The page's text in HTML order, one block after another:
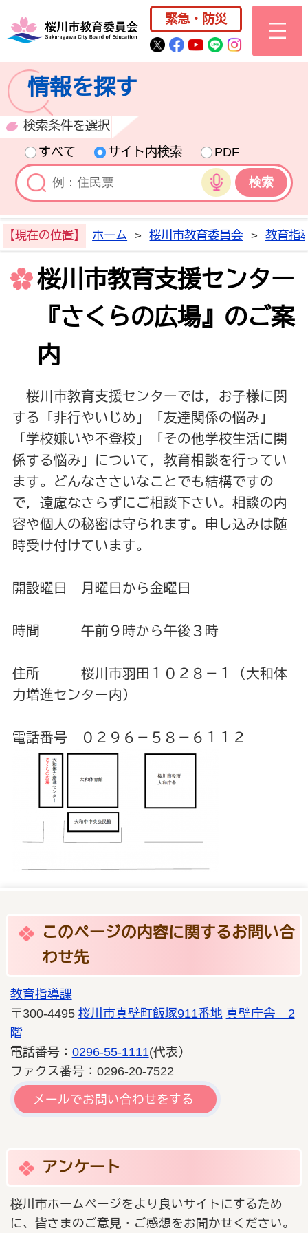
桜川市公式ホー
緊急・防災
桜川市公式Twitter
桜川市公式
桜川市公式
桜川市公式
情報を探す
検索条件を選択
すべて
サイト内検索
PDF
音声検索
【現在の位置】 ホーム > 桜川市教育委員会 > 教育指
桜川市教育支援センター
『さくらの広場』のご案
内
桜川市教育支援センターでは，お子様に関
する「非行やいじめ」「友達関係の悩み」
「学校嫌いや不登校」「その他学校生活に関
係する悩み」について，教育相談を行ってい
ます。どんなささいなことでも結構ですの
で，遠慮なさらずにご相談下さい。相談の内
容や個人の秘密は守られます。申し込みは随
時受け付けています。
開設曜日 月曜日から金曜日
時間 午前９時から午後３時
住所 桜川市羽田１０２８－１（大和体
力増進センター内）
電話番号 ０２９６－５８－６１１２
このページの内容に関するお問い合
わせ先
教育指導課
〒300-4495 桜川市真壁町飯塚911番地 真壁庁舎 2
階
電話番号： 0296-55-1111(代表）
ファクス番号：0296-20-7522
メールでお問い合わせをする
アンケート
桜川市ホームページをより良いサイトにするため
に、皆さまのご意見・ご感想をお聞かせください。